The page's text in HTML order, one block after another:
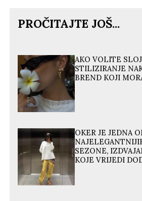
PROČITAJTE JOŠ...
AKO VOLITE
STILIZIRANJE
BREND KOJI
OKER JE JEDNA
SEZONE,
KOJE VRIJEDI